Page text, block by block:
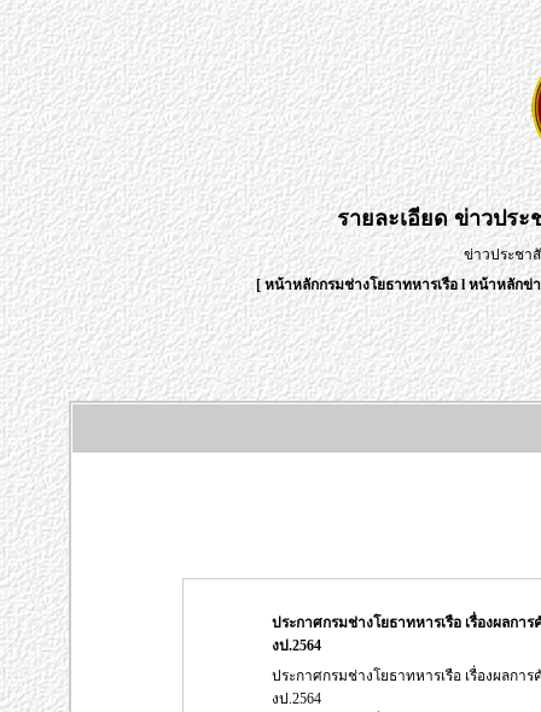
รายละเอียดข่าวประ
ข่าวประชา
[หน้าหลักกรมช่างโยธาทหารเรือlหน้าหลักข่
ประกาศกรมช่างโยธาทหารเรือ เรื่องผลกา
งป.2564
ประกาศกรมช่างโยธาทหารเรือ เรื่องผลกา
งป.2564